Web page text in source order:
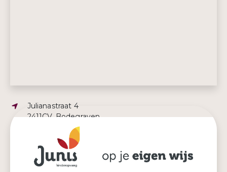
Adres:
Julianastraat 4
2411CV, Bodegraven
E-mailadres:
bravo@evertshuis.nl
Telefoonnummer:
0172-618484